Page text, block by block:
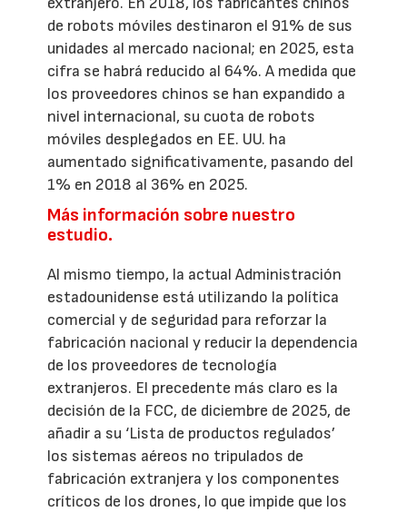
de robots móviles destinaron el 91% de sus
unidades al mercado nacional; en 2025, esta
cifra se habrá reducido al 64%. A medida que
los proveedores chinos se han expandido a
nivel internacional, su cuota de robots
móviles desplegados en EE. UU. ha
aumentado significativamente, pasando del
1% en 2018 al 36% en 2025.
Más información sobre nuestro
estudio.
Al mismo tiempo, la actual Administración
estadounidense está utilizando la política
comercial y de seguridad para reforzar la
fabricación nacional y reducir la dependencia
de los proveedores de tecnología
extranjeros. El precedente más claro es la
decisión de la FCC, de diciembre de 2025, de
añadir a su ‘Lista de productos regulados’
los sistemas aéreos no tripulados de
fabricación extranjera y los componentes
críticos de los drones, lo que impide que los